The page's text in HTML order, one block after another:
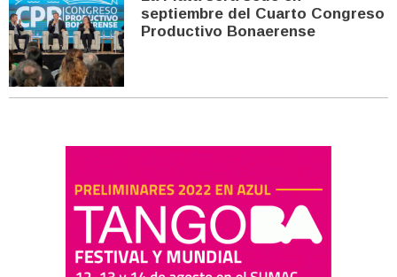
septiembre del Cuarto Congreso
Productivo Bonaerense